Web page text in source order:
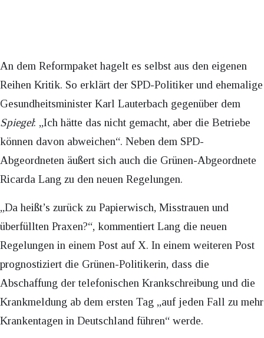
An dem Reformpaket hagelt es selbst aus den eigenen
Reihen Kritik. So erklärt der SPD-Politiker und ehemalige
Gesundheitsminister Karl Lauterbach gegenüber dem
Spiegel: „Ich hätte das nicht gemacht, aber die Betriebe
können davon abweichen“. Neben dem SPD-
Abgeordneten äußert sich auch die Grünen-Abgeordnete
Ricarda Lang zu den neuen Regelungen.
„Da heißt’s zurück zu Papierwisch, Misstrauen und
überfüllten Praxen?“, kommentiert Lang die neuen
Regelungen in einem Post auf X. In einem weiteren Post
prognostiziert die Grünen-Politikerin, dass die
Abschaffung der telefonischen Krankschreibung und die
Krankmeldung ab dem ersten Tag „auf jeden Fall zu mehr
Krankentagen in Deutschland führen“ werde.